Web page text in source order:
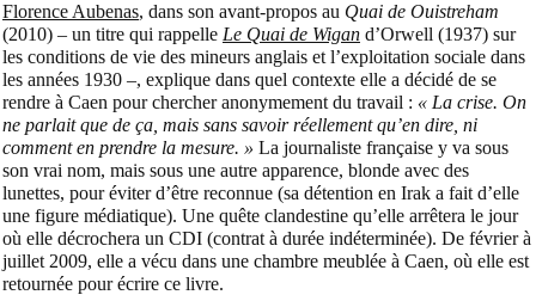
Florence Aubenas, dans son avant-propos au Quai de Ouistreham
(2010) – un titre qui rappelle Le Quai de Wigan d’Orwell (1937) sur
les conditions de vie des mineurs anglais et l’exploitation sociale dans
les années 1930 –, explique dans quel contexte elle a décidé de se
rendre à Caen pour chercher anonymement du travail : « La crise. On
ne parlait que de ça, mais sans savoir réellement qu’en dire, ni
comment en prendre la mesure. » La journaliste française y va sous
son vrai nom, mais sous une autre apparence, blonde avec des
lunettes, pour éviter d’être reconnue (sa détention en Irak a fait d’elle
une figure médiatique). Une quête clandestine qu’elle arrêtera le jour
où elle décrochera un CDI (contrat à durée indéterminée). De février à
juillet 2009, elle a vécu dans une chambre meublée à Caen, où elle est
retournée pour écrire ce livre.